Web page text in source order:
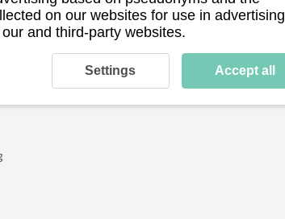
on our websites for use in advertising
and third-party websites.
Settings Accept all